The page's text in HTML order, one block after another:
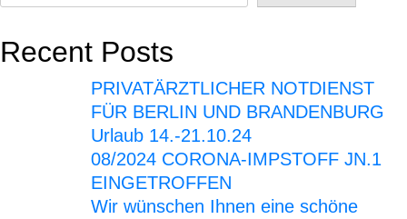
schöne
Recent Posts
PRIVATÄRZTLICHER NOTDIENST
FÜR BERLIN UND BRANDENBURG
Urlaub 14.-21.10.24
08/2024 CORONA-IMPSTOFF JN.1
EINGETROFFEN
Wir wünschen Ihnen eine schöne